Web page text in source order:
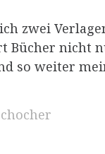
zwei
Bücher nicht
so weiter